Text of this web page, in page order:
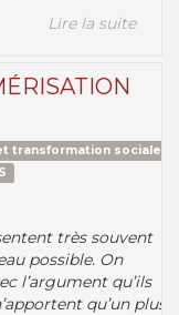
Lire la suite
transformation sociale
très souvent
possible. On
l’argument qu’ils
qu’un plus,